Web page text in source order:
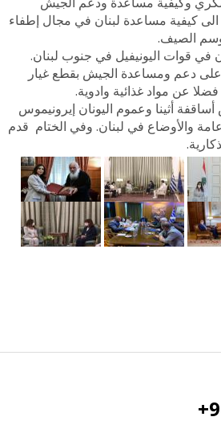
الى كيفية مساعدة لبنان في مجال إطفاء
الصيف.
في قوات اليونيفيل في جنوب لبنان.
على دعم ومساعدة الجيش بقطع غيار
عن مواد غذائية وادوية.
أثينا وعموم اليونان إيرونيموس
والأوضاع في لبنان. وفي الختام قدم